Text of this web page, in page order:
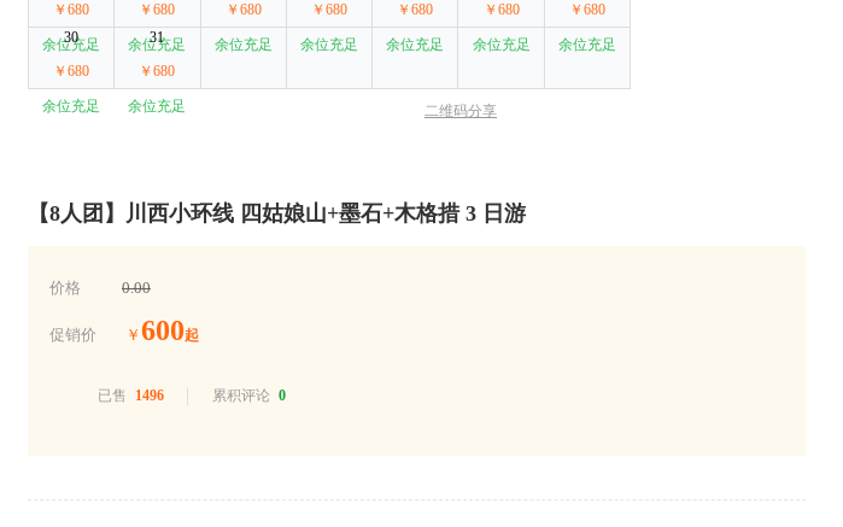
￥680
余位充足
￥680
余位充足
￥680
余位充足
￥680
余位充足
￥680
余位充足
￥680
余位充足
￥680
余位充足
30
￥680
余位充足
31
￥680
余位充足 二维码分享
【8人团】川西小环线 四姑娘山+墨石+木格措 3 日游
价格 0.00
促销价 ￥ 600起
已售 1496 累积评论 0